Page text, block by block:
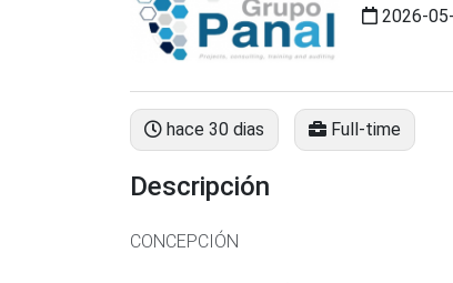
2026-
hace 30 dias Full-time
Descripción
CONCEPCIÓN